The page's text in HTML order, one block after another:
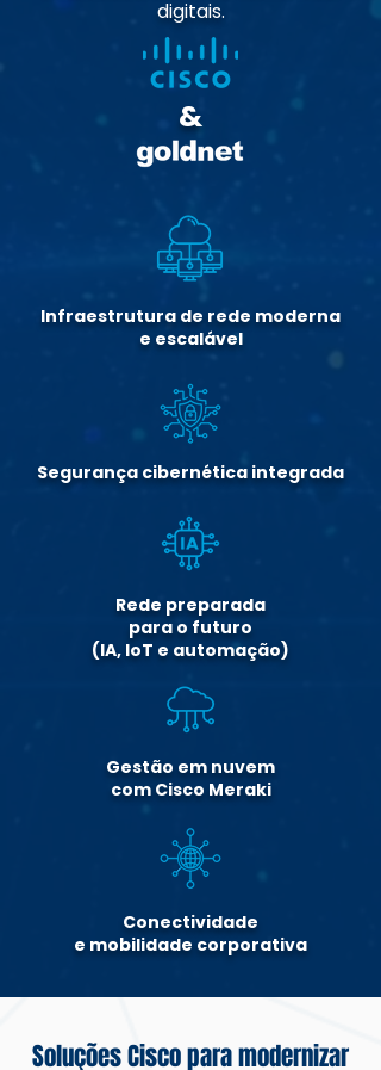
digitais.
&
Infraestrutura de rede moderna
e escalável
Segurança cibernética integrada
Rede preparada
para o futuro
(IA, IoT e automação)
Gestão em nuvem
com Cisco Meraki
Conectividade
e mobilidade corporativa
Soluções Cisco para modernizar